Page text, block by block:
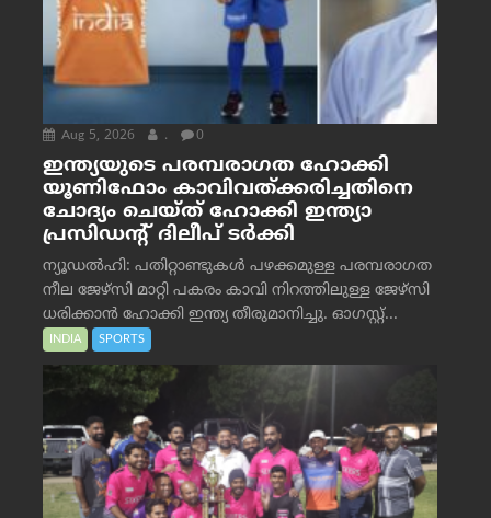
Aug 5, 2026 . 0
ഇന്ത്യയുടെ പരമ്പരാഗത ഹോക്കി
യൂണിഫോം കാവിവത്ക്കരിച്ചതിനെ
ചോദ്യം ചെയ്ത് ഹോക്കി ഇന്ത്യാ
പ്രസിഡന്റ് ദിലീപ് ടര്‍ക്കി
ന്യൂഡൽഹി: പതിറ്റാണ്ടുകൾ പഴക്കമുള്ള പരമ്പരാഗത
നീല ജേഴ്‌സി മാറ്റി പകരം കാവി നിറത്തിലുള്ള ജേഴ്‌സി
ധരിക്കാൻ ഹോക്കി ഇന്ത്യ തീരുമാനിച്ചു. ഓഗസ്റ്റ്...
INDIA SPORTS